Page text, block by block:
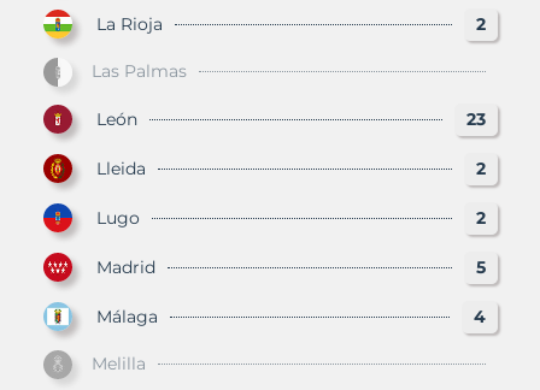
La Rioja 2
Las Palmas
León 23
Lleida 2
Lugo 2
Madrid 5
Málaga 4
Melilla